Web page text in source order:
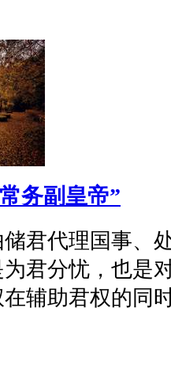
务副皇帝”
君代理国事、
君分忧，也是
在辅助君权的